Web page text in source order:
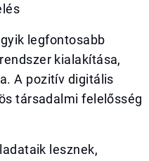
legfontosabb
kialakítása,
A pozitív digitális
társadalmi felelősség
lesznek,